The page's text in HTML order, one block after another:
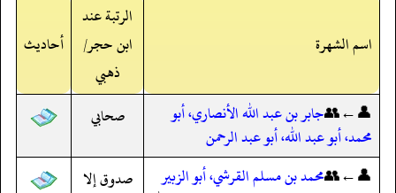
اسم الشهرة
الرتبة عند
ابن حجر/
ذهبي
أحاديث
👤←👥جابر بن عبد الله الأنصاري، أبو
محمد، أبو عبد الله، أبو عبد الرحمن
صحابي
👤←👥محمد بن مسلم القرشي، أبو الزبير
صدوق إلا